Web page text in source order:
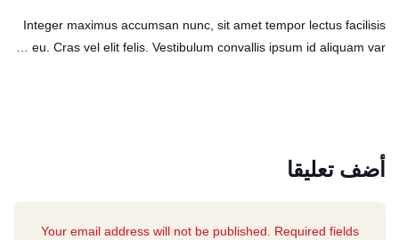
Integer maximus accumsan nunc, sit amet tempor lectus facilisis
eu. Cras vel elit felis. Vestibulum convallis ipsum id aliquam var …
أضف تعليقا
Your email address will not be published. Required fields